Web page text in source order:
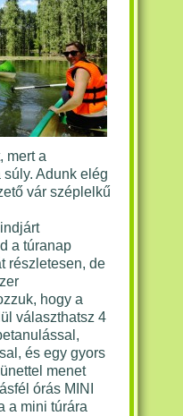
mert a
Adunk elég
vár széplelkű
a túranap
részletesen, de
hogy a
választhatsz 4
és egy gyors
menet
órás MINI
a mini túrára